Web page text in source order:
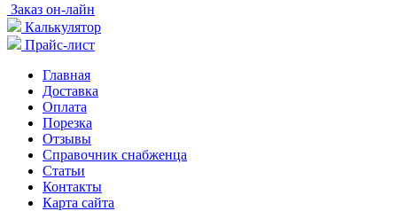
Заказ он-лайн
Калькулятор
Прайс-лист
Главная
Доставка
Оплата
Порезка
Отзывы
Справочник снабженца
Статьи
Контакты
Карта сайта